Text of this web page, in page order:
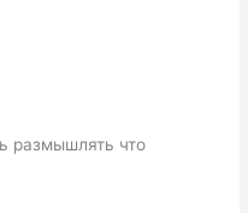
размышлять что